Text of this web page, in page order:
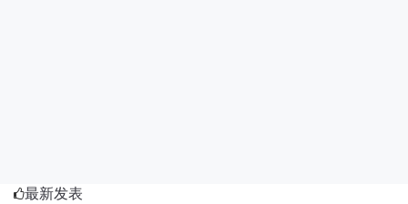
最新发表